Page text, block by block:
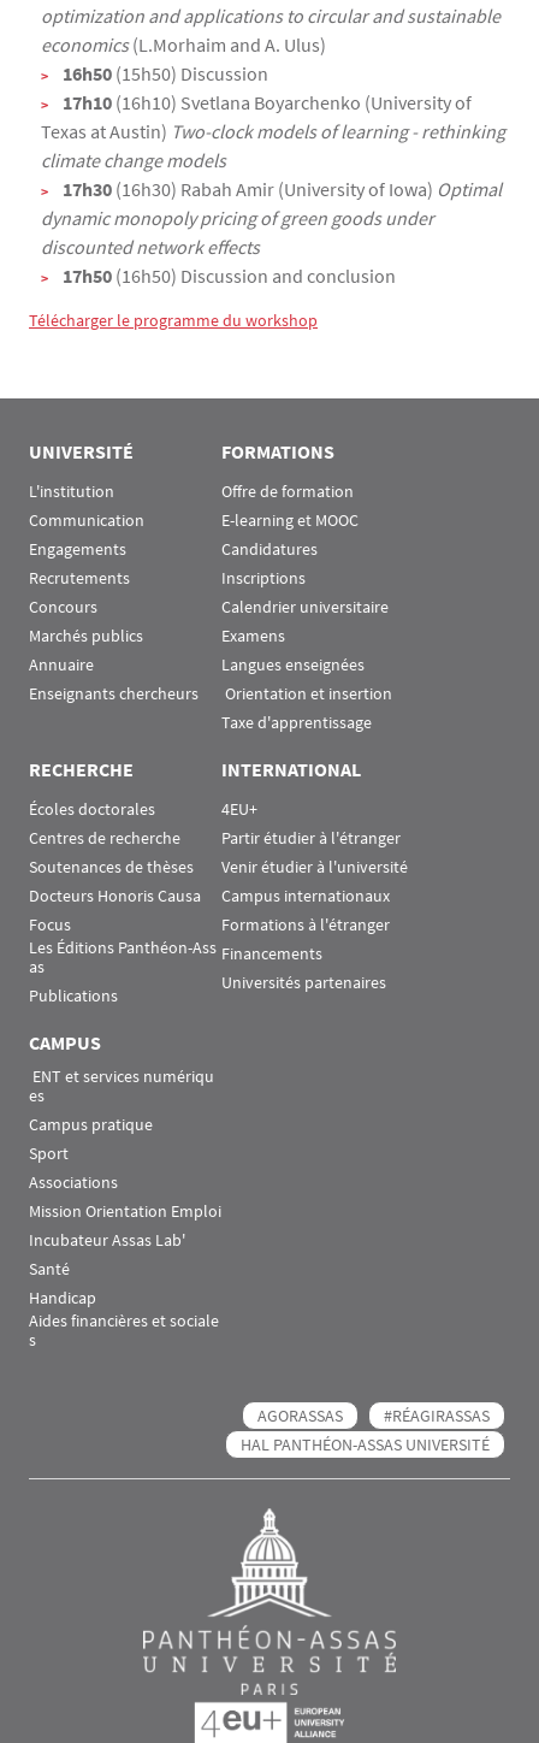
optimization and applications to circular and sustainable
economics(L.Morhaim and A. Ulus)
16h50 (15h50) Discussion
17h10 (16h10) Svetlana Boyarchenko (University of
Texas at Austin) Two-clock models of learning - rethinking
climate change models
17h30 (16h30) Rabah Amir (University of Iowa) Optimal
dynamic monopoly pricing of green goods under
discounted network effects
17h50 (16h50) Discussion and conclusion
Télécharger le programme du workshop
UNIVERSITÉ
L'institution
Communication
Engagements
Recrutements
Concours
Marchés publics
Annuaire
Enseignants chercheurs
FORMATIONS
Offre de formation
E-learning et MOOC
Candidatures
Inscriptions
Calendrier universitaire
Examens
Langues enseignées
Orientation et insertion
Taxe d'apprentissage
RECHERCHE
Écoles doctorales
Centres de recherche
Soutenances de thèses
Docteurs Honoris Causa
Focus
Les Éditions Panthéon-Ass
as
Publications
INTERNATIONAL
4EU+
Partir étudier à l'étranger
Venir étudier à l'université
Campus internationaux
Formations à l'étranger
Financements
Universités partenaires
CAMPUS
es
Campus pratique
Sport
Associations
Mission Orientation Emploi
Incubateur Assas Lab'
Santé
Handicap
Aides financières et sociale
s
AGORASSAS
#RÉAGIRASSAS
HAL PANTHÉON-ASSAS UNIVERSITÉ